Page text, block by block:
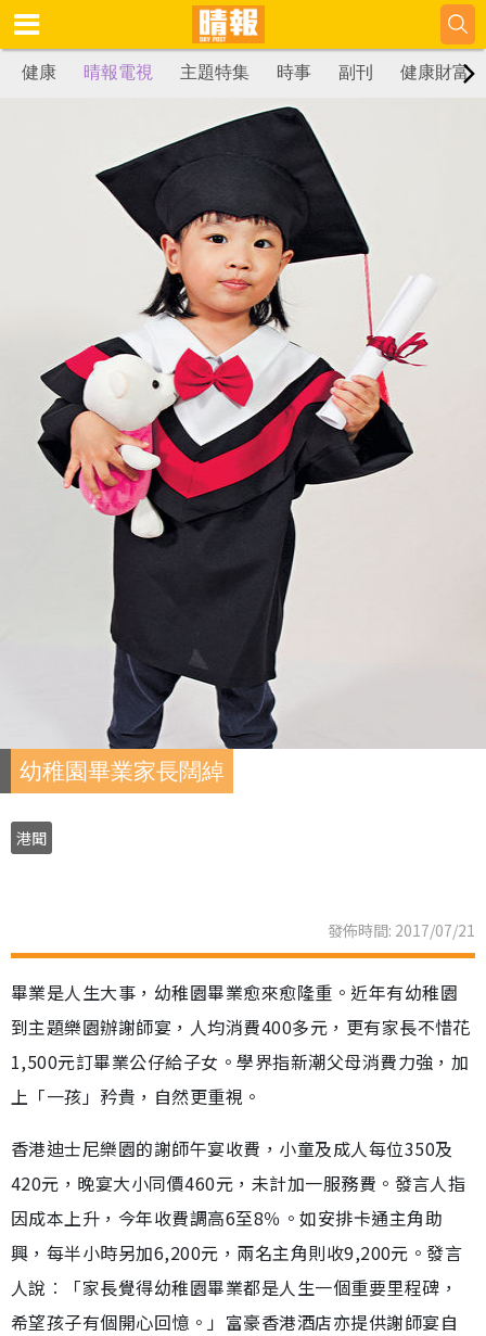
健康 晴報電視 主題特集 時事 副刊 健康財富
幼稚園畢業家長闊綽
港聞
發佈時間: 2017/07/21
畢業是人生大事，幼稚園畢業愈來愈隆重。近年有幼稚園
到主題樂園辦謝師宴，人均消費400多元，更有家長不惜花
1,500元訂畢業公仔給子女。學界指新潮父母消費力強，加
上「一孩」矜貴，自然更重視。
香港迪士尼樂園的謝師午宴收費，小童及成人每位350及
420元，晚宴大小同價460元，未計加一服務費。發言人指
因成本上升，今年收費調高6至8％。如安排卡通主角助
興，每半小時另加6,200元，兩名主角則收9,200元。發言
人說︰「家長覺得幼稚園畢業都是人生一個重要里程碑，
希望孩子有個開心回憶。」富豪香港酒店亦提供謝師宴自